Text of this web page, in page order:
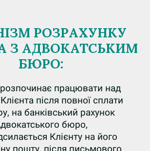
РОЗРАХУНКУ
З АДВОКАТСЬКИМ
БЮРО:
працювати над
після повної сплати
на банківський рахунок
бюро,
Клієнту на його